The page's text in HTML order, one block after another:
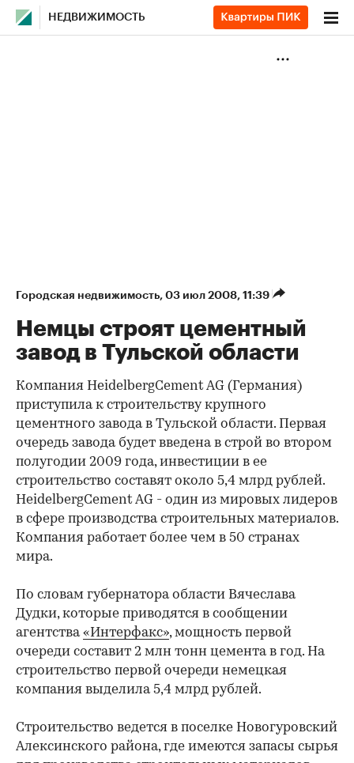
НЕДВИЖИМОСТЬ
Городская недвижимость⁠, 03 июл 2008, 11:39
Немцы строят цементный
завод в Тульской области
Компания HeidelbergCement AG (Германия)
приступила к строительству крупного
цементного завода в Тульской области. Первая
очередь завода будет введена в строй во втором
полугодии 2009 года, инвестиции в ее
строительство составят около 5,4 млрд рублей.
HeidelbergCement AG - один из мировых лидеров
в сфере производства строительных материалов.
Компания работает более чем в 50 странах
мира.
По словам губернатора области Вячеслава
Дудки, которые приводятся в сообщении
агентства«Интерфакс», мощность первой
очереди составит 2 млн тонн цемента в год. На
строительство первой очереди немецкая
компания выделила 5,4 млрд рублей.
Строительство ведется в поселке Новогуровский
Алексинского района, где имеются запасы сырья